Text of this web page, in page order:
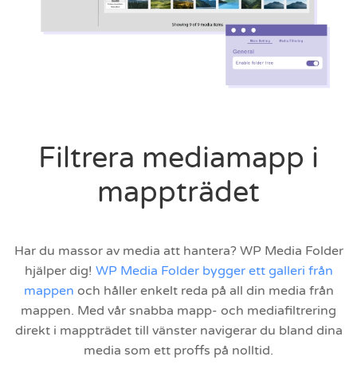
Filtrera mediamapp i
mappträdet
Har du massor av media att hantera? WP Media Folder
hjälper dig! WP Media Folder bygger ett galleri från
mappen och håller enkelt reda på all din media från
mappen. Med vår snabba mapp- och mediafiltrering
direkt i mappträdet till vänster navigerar du bland dina
media som ett proffs på nolltid.